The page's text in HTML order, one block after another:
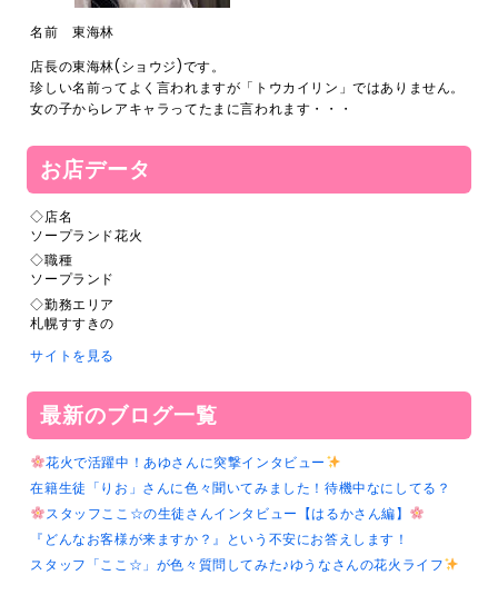
名前 東海林
店長の東海林(ショウジ)です。
珍しい名前ってよく言われますが「トウカイリン」ではありません。
女の子からレアキャラってたまに言われます・・・
お店データ
◇店名
ソープランド花火
◇職種
ソープランド
◇勤務エリア
札幌すすきの
サイトを見る
最新のブログ一覧
花火で活躍中！あゆさんに突撃インタビュー
在籍生徒「りお」さんに色々聞いてみました！待機中なにしてる？
スタッフここ☆の生徒さんインタビュー【はるかさん編】
『どんなお客様が来ますか？』という不安にお答えします！
スタッフ「ここ☆」が色々質問してみた♪ゆうなさんの花火ライフ